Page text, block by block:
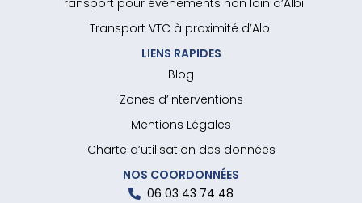
Transport VTC à proximité d’Albi
LIENS RAPIDES
Blog
Zones d’interventions
Mentions Légales
Charte d’utilisation des données
NOS COORDONNÉES
06 03 43 74 48